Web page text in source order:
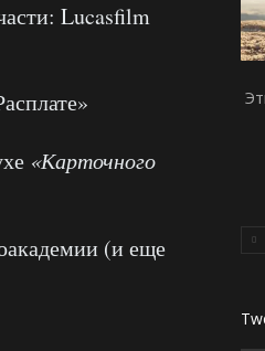
Lucasfilm
«Карточного
(и еще